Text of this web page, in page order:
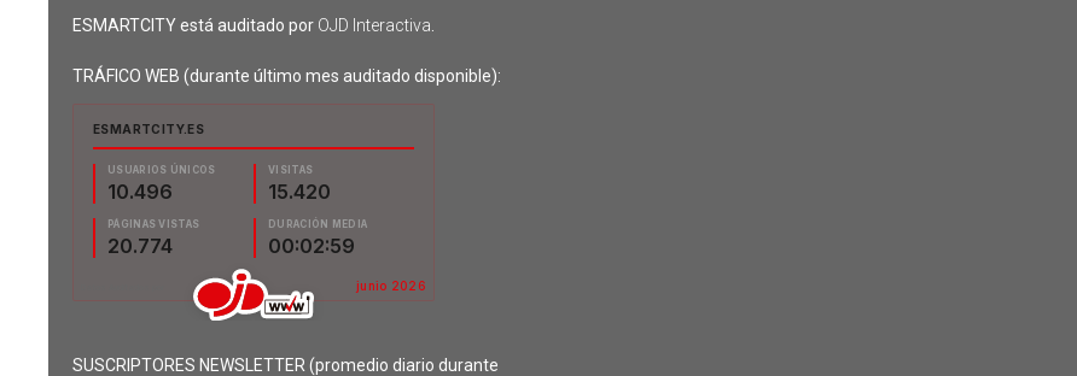
ESMARTCITY está auditado por OJD Interactiva
TRÁFICO WEB (durante último mes auditado disponible):
SUSCRIPTORES NEWSLETTER (promedio diario durante